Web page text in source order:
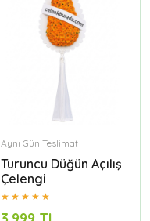
Aynı Gün Teslimat
Turuncu Düğün Açılış
Çelengi